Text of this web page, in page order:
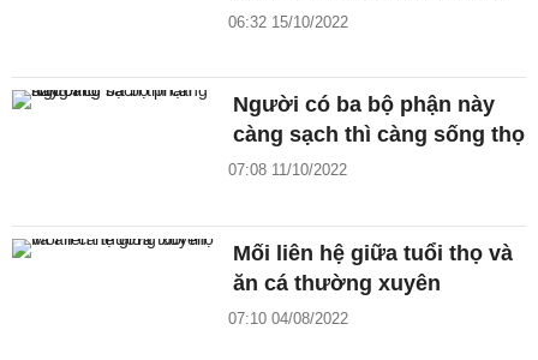
06:32 15/10/2022
Người có ba bộ phận này
càng sạch thì càng sống thọ
07:08 11/10/2022
Mối liên hệ giữa tuổi thọ và
ăn cá thường xuyên
07:10 04/08/2022